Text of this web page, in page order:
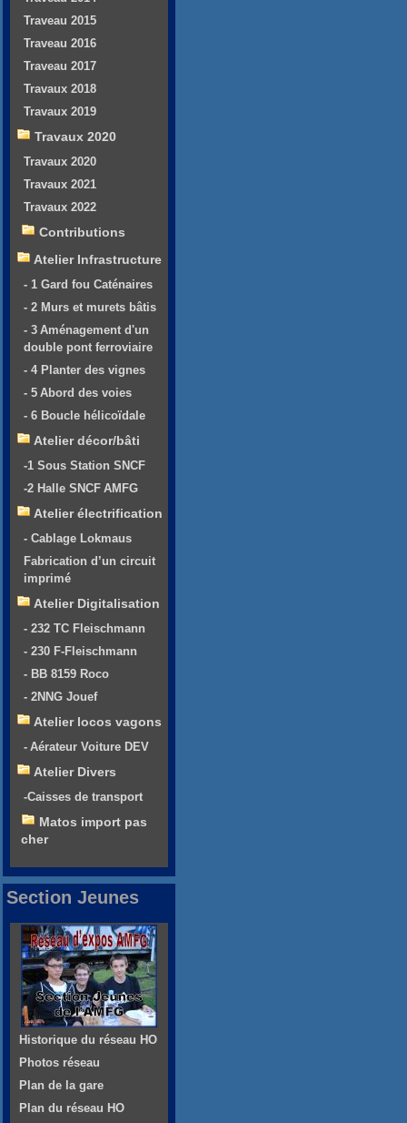
Traveau 2015
Traveau 2016
Traveau 2017
Travaux 2018
Travaux 2019
Travaux 2020
Travaux 2020
Travaux 2021
Travaux 2022
Contributions
Atelier Infrastructure
- 1 Gard fou Caténaires
- 2 Murs et murets bâtis
- 3 Aménagement d'un
double pont ferroviaire
- 4 Planter des vignes
- 5 Abord des voies
- 6 Boucle hélicoïdale
Atelier décor/bâti
-1 Sous Station SNCF
-2 Halle SNCF AMFG
Atelier électrification
- Cablage Lokmaus
Fabrication d’un circuit
imprimé
Atelier Digitalisation
- 232 TC Fleischmann
- 230 F-Fleischmann
- BB 8159 Roco
- 2NNG Jouef
Atelier locos vagons
- Aérateur Voiture DEV
Atelier Divers
-Caisses de transport
Matos import pas
cher
Section Jeunes
Historique du réseau HO
Photos réseau
Plan de la gare
Plan du réseau HO